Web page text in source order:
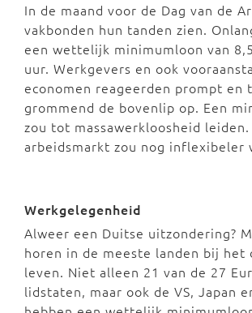
In de maand voor de Dag van de
vakbonden hun tanden zien.
een wettelijk minimumloon van
uur. Werkgevers en ook
economen reageerden prompt en
grommend de bovenlip op. Een
zou tot massawerkloosheid leiden.
arbeidsmarkt zou nog inflexibeler
Werkgelegenheid
Alweer een Duitse uitzondering?
horen in de meeste landen bij het
leven. Niet alleen 21 van de 27
lidstaten, maar ook de VS, Japan